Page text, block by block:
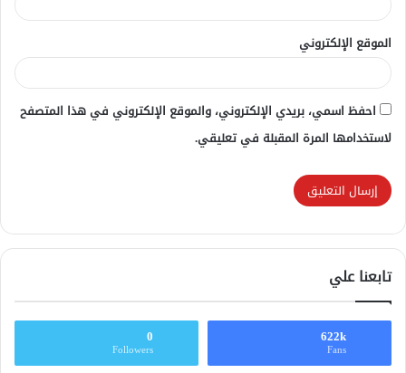
الموقع الإلكتروني
احفظ اسمي، بريدي الإلكتروني، والموقع الإلكتروني في هذا المتصفح
لاستخدامها المرة المقبلة في تعليقي.
تابعنا علي
622k
Fans
0
Followers